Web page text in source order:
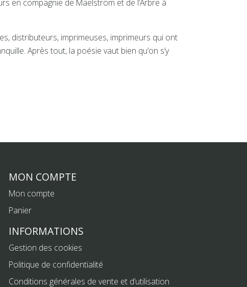
en compagnie de Maelström et de l’Arbre à
distributeurs, imprimeuses, imprimeurs qui ont
Après tout, la poésie vaut bien qu’on s’y
MON COMPTE
Mon compte
Panier
INFORMATIONS
Gestion des cookies
Politique de confidentialité
Conditions générales de vente et d’utilisation